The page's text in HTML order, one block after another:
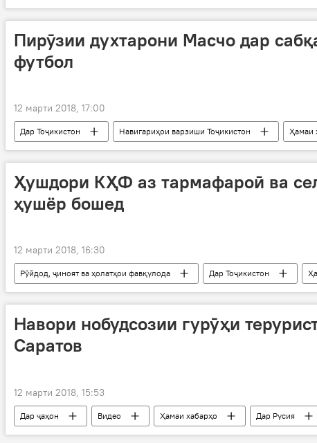
Пирӯзии духтарони Масчо дар
футбол
12 марти 2018, 17:00
Дар Тоҷикистон Навигариҳои варзиши Тоҷикистон Ҳамаи
пирӯзӣ
футбол
Ҳушдори КҲФ аз тармафароӣ ва
ҳушёр бошед
12 марти 2018, 16:30
Рӯйдод, ҷиноят ва ҳолатҳои фавқулода Дар Тоҷикистон
Навори нобудсозии гурӯҳи
Саратов
12 марти 2018, 15:53
Дар ҷаҳон Видео Ҳамаи хабарҳо Дар Русия